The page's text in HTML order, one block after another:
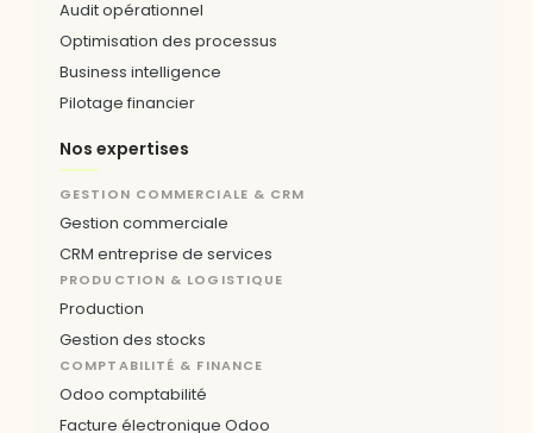
SERVICES MÉTIERS
Audit opérationnel
Optimisation des processus
Business intelligence
GESTION COMMERCIALE & CRM
Gestion commerciale
CRM entreprise de services
PRODUCTION & LOGISTIQUE
Production
Gestion des stocks
COMPTABILITÉ & FINANCE
Odoo comptabilité